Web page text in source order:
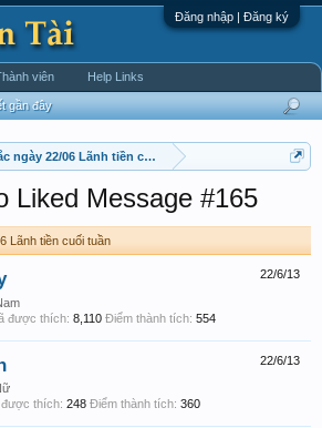
Đăng nhập | Đăng ký
ngày 22/06 Lãnh tiền cuối tuần
Liked Message #165
Lãnh tiền cuối tuần
22/6/13
được thích: 8,110 Điểm thành tích: 554
22/6/13
thích: 248 Điểm thành tích: 360
gần đây
viên Help Links